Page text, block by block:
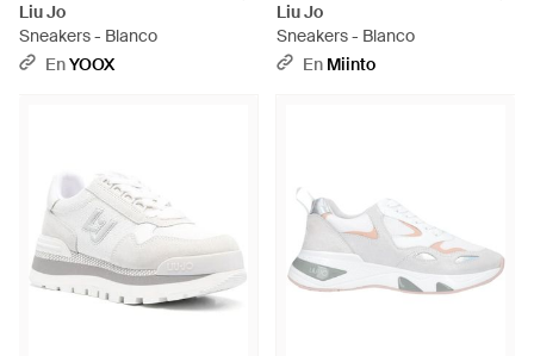
Liu Jo
Sneakers - Blanco
EnYOOX
Liu Jo
Sneakers - Blanco
En Miinto